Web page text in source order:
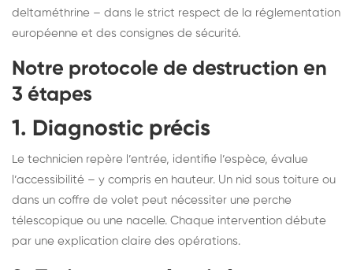
deltaméthrine – dans le strict respect de la réglementation
européenne et des consignes de sécurité.
Notre protocole de destruction en
3 étapes
1. Diagnostic précis
Le technicien repère l’entrée, identifie l’espèce, évalue
l’accessibilité – y compris en hauteur. Un nid sous toiture ou
dans un coffre de volet peut nécessiter une perche
télescopique ou une nacelle. Chaque intervention débute
par une explication claire des opérations.